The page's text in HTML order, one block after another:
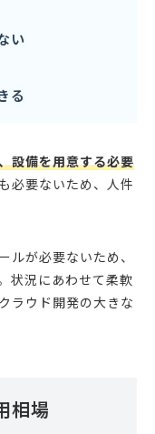
い
る
設備を用意する必要
必要ないため、人件
ルが必要ないため、
状況にあわせて柔軟
ラウド開発の大きな
相場